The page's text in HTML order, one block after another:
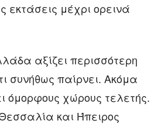
μέχρι ορεινά
αξίζει περισσότερη
συνήθως παίρνει. Ακόμα
όμορφους χώρους τελετής.
και Ήπειρος